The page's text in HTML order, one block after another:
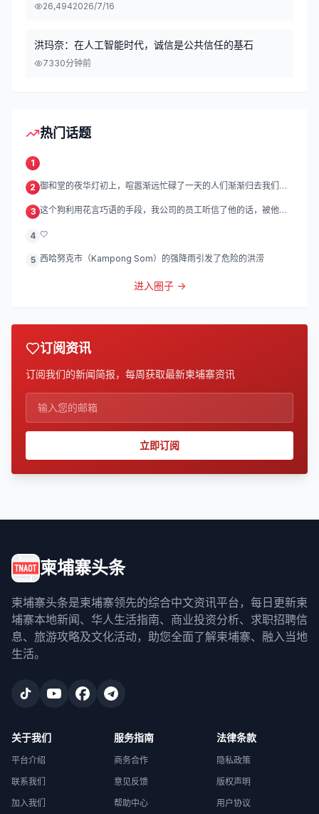
26,4942026/7/16
洪玛奈：在人工智能时代，诚信是公共信任的基石
7330分钟前
热门话题
1
2 御和堂的夜华灯初上，喧嚣渐远忙碌了一天的人们渐渐归去我们的
3 这个狗利用花言巧语的手段，我公司的员工听信了他的话，被他带
4 🤍
5 西哈努克市（Kampong Som）的强降雨引发了危险的洪涝
进入圈子 →
订阅资讯
订阅我们的新闻简报，每周获取最新柬埔寨资讯
立即订阅
柬埔寨头条
柬埔寨头条是柬埔寨领先的综合中文资讯平台，每日更新柬
埔寨本地新闻、华人生活指南、商业投资分析、求职招聘信
息、旅游攻略及文化活动，助您全面了解柬埔寨、融入当地
生活。
关于我们
平台介绍
联系我们
加入我们
服务指南
商务合作
意见反馈
帮助中心
法律条款
隐私政策
版权声明
用户协议